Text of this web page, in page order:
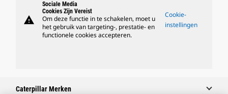
warning
Sociale Media
Cookies Zijn Vereist
Om deze functie in te schakelen, moet u
het gebruik van targeting-, prestatie- en
functionele cookies accepteren.
Cookie-
instellingen
Caterpillar Merken